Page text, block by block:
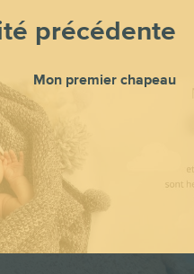
précédente
Mon premier chapeau